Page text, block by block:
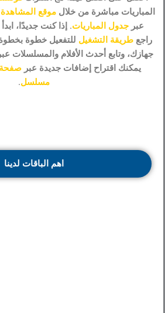
المباريات مباشرة من خلال موقع المشاهدة
عبرجدول المباريات. إذا كنت جديدًا، ابدأ
راجع طريقة التشغيل للتفعيل خطوة
جهازك، وتابع أحدث الأفلام والمسلسلات عبر
يمكنك اقتراح إضافات جديدة عبر صفحة
مسلسل.
اهم الباقات لدينا